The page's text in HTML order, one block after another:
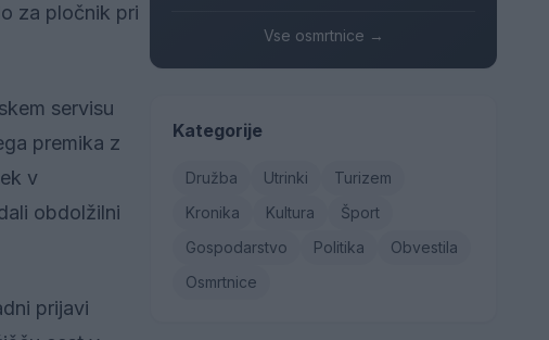
za pločnik pri
servisu
premika z
v
obdolžilni
prijavi
Vse osmrtnice →
Kategorije
Družba Utrinki
Turizem
Kronika
Kultura
Šport
Gospodarstvo
Politika
Obvestila
Osmrtnice